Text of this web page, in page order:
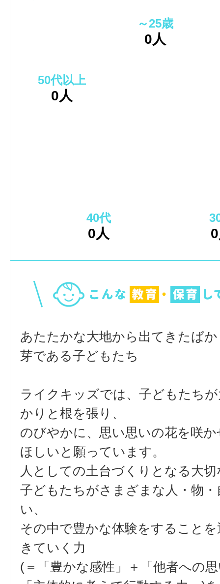
～25歳
0人
40代
0人
50代以上
0人
あたたかな大地から出てきたば
芽である子どもたち
ライクキッズでは、子どもたち
かりと根を張り、
のびやかに、思い思いの花を咲
ほしいと願っています。
人としての土台づくりとなる大
子どもたちがさまざまな人・物・
い、
その中で豊かな体験をすること
きていく力
(＝「豊かな感性」＋「他者への